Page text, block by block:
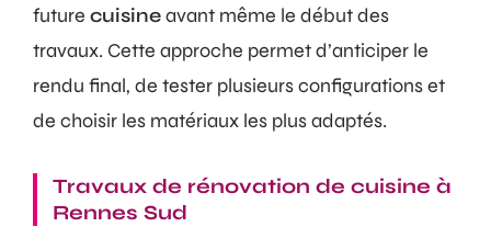
future cuisineavant même le début des
travaux. Cette approche permet d’anticiper le
rendu final, de tester plusieurs configurations et
de choisir les matériaux les plus adaptés.
Travaux de rénovation de cuisine à
Rennes Sud